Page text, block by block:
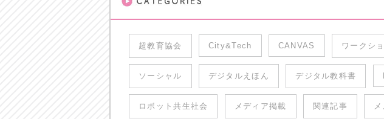
超教育協会 City&Tech CANVAS ワークシ
ソーシャル デジタルえほん デジタル教科書
ロボット共生社会 メディア掲載 関連記事